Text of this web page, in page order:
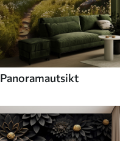
Panoramautsikt